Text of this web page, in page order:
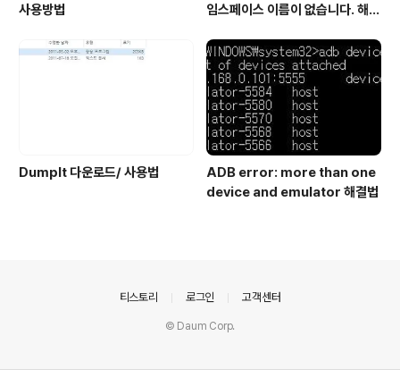
사용방법
임스페이스 이름이 없습니다. 해결
DumpIt 다운로드/ 사용법
ADB error: more than one
device and emulator 해결법
티스토리 로그인 고객센터
© Daum Corp.